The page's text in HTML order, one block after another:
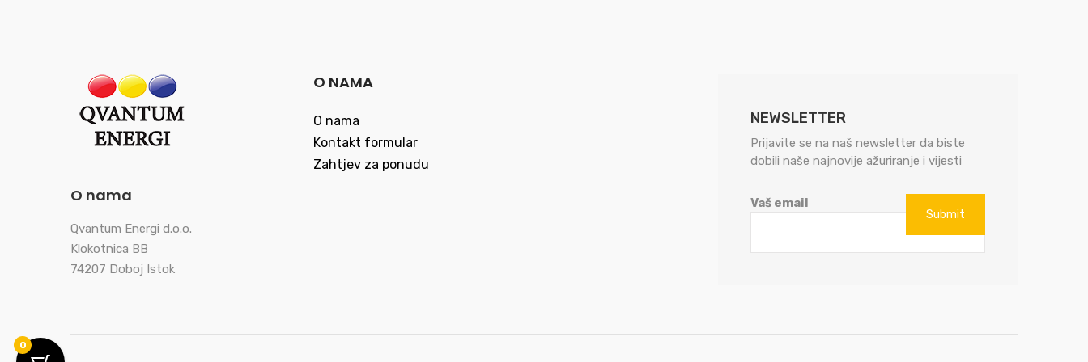
O nama
Qvantum Energi d.o.o.
Klokotnica BB
74207 Doboj Istok
O NAMA
O nama
Kontakt formular
Zahtjev za ponudu
NEWSLETTER
Prijavite se na naš newsletter da biste
dobili naše najnovije ažuriranje i vijesti
Vaš email
0